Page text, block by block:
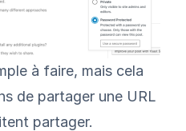
à faire, mais cela
de partager une URL
partager.